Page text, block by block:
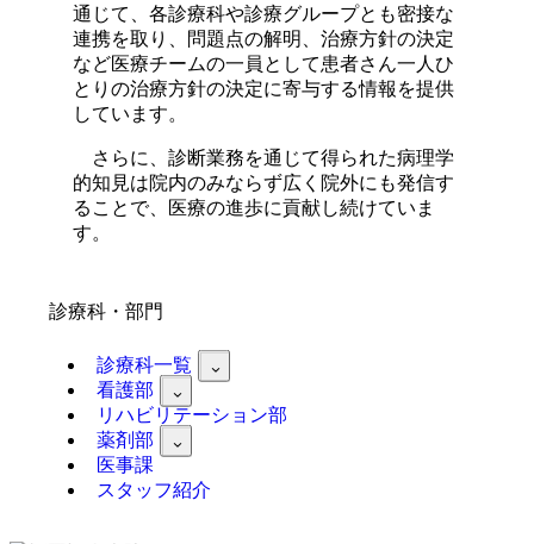
通じて、各診療科や診療グループとも密接な
連携を取り、問題点の解明、治療方針の決定
など医療チームの一員として患者さん一人ひ
とりの治療方針の決定に寄与する情報を提供
しています。
さらに、診断業務を通じて得られた病理学
的知見は院内のみならず広く院外にも発信す
ることで、医療の進歩に貢献し続けていま
す。
診療科・部門
診療科一覧
看護部
リハビリテーション部
薬剤部
医事課
スタッフ紹介